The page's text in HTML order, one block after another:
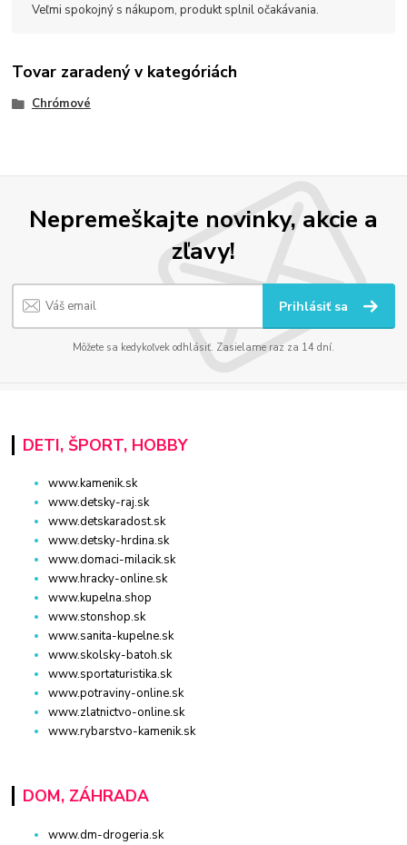
Veľmi spokojný s nákupom, produkt splnil očakávania.
Tovar zaradený v kategóriách
Chrómové
Nepremeškajte novinky, akcie a
zľavy!
Prihlásiť sa
Môžete sa kedykoľvek odhlásiť. Zasielame raz za 14 dní.
DETI, ŠPORT, HOBBY
www.kamenik.sk
www.detsky-raj.sk
www.detskaradost.sk
www.detsky-hrdina.sk
www.domaci-milacik.sk
www.hracky-online.sk
www.kupelna.shop
www.stonshop.sk
www.sanita-kupelne.sk
www.skolsky-batoh.sk
www.sportaturistika.sk
www.potraviny-online.sk
www.zlatnictvo-online.sk
www.rybarstvo-kamenik.sk
DOM, ZÁHRADA
www.dm-drogeria.sk